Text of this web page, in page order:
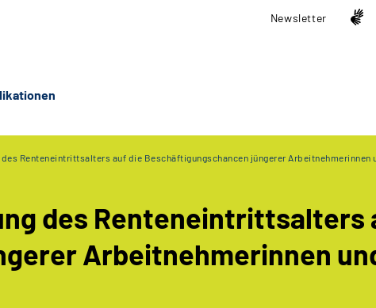
Newsletter
des Renteneintrittsalters auf die Beschäftigungschancen jüngerer Arbeitnehmerinnen
des Renteneintrittsalters
Arbeitnehmerinnen